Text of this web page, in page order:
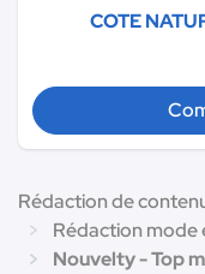
COTE
Rédaction de
Rédaction mode
Nouvelty - Top